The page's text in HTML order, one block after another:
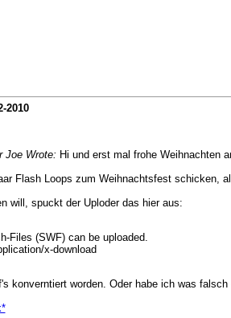
2010
Joe Wrote: Hi und erst mal frohe Weihnachten
Flash Loops zum Weihnachtsfest schicken,
will, spuckt der Uploder das hier aus:
Files (SWF) can be uploaded.
x-download
konverntiert worden. Oder habe ich was